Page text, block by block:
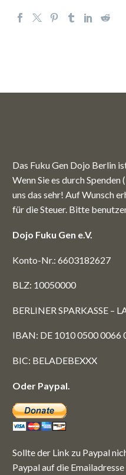
Das Fuku Gen Dojo Berlin
Wenn Sie es durch
uns das sehr! Auf Wunsch
für die Steuer. Bitte
Dojo Fuku Gen e.V.
Konto-Nr.: 6603182627
BLZ: 10050000
BERLINER SPARKASSE –
IBAN: DE 1010 0500 0066
BIC: BELADEBEXXX
Oder Paypal.
Sollte der Link zu Paypal
Paypal auf die Emailadresse